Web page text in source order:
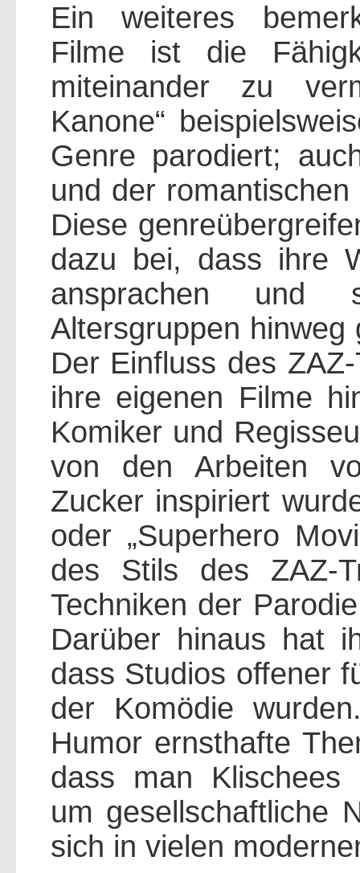
Ein weiteres
Filme ist die
miteinander zu
Kanone“
Genre parodiert;
und der
Diese
dazu bei, dass ihre
ansprachen und
Altersgruppen
Der Einfluss des
ihre eigenen Filme
Komiker und
von den Arbeiten
Zucker inspiriert
oder „Superhero
des Stils des ZAZ-
Techniken der
Darüber hinaus hat
dass Studios offener
der Komödie
Humor ernsthafte
dass man Klischees
um gesellschaftliche
sich in vielen